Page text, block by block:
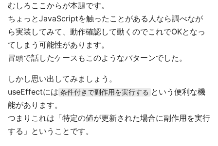
むしろここからが本題です。
ちょっとJavaScriptを触ったことがある人なら調べなが
ら実装してみて、動作確認して動くのでこれでOKとなっ
てしまう可能性があります。
冒頭で話したケースもこのようなパターンでした。
しかし思い出してみましょう。
useEffectには 条件付きで副作用を実行する という便利な機
能があります。
つまりこれは「特定の値が更新された場合に副作用を実行
する」ということです。